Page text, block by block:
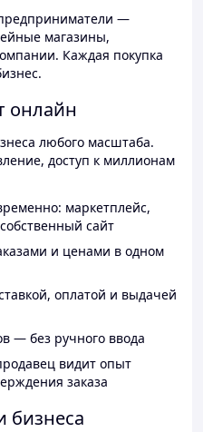
—
магазины,
Каждая покупка
онлайн
любого масштаба.
доступ к миллионам
маркетплейс,
сайт
и ценами в одном
оплатой и выдачей
— без ручного ввода
видит опыт
заказа
бизнеса